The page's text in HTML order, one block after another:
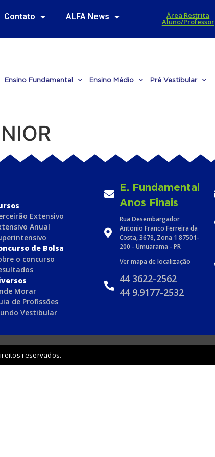
Contato ALFA News Área Restrita
Aluno/Professor
Ensino Fundamental Ensino Médio Pré Vestibular
Extensivo
Anual
de Bolsa
o concurso
Morar
de Profissões
Vestibular
E. Fundamental
Anos Finais
Rua Desembargador
Antonio Franco Ferreira da
Costa, 3678, Zona 1 87501-
200 - Umuarama - PR
Ver mapa de localização
44 3622-2562
44 9.9177-2532
reservados.